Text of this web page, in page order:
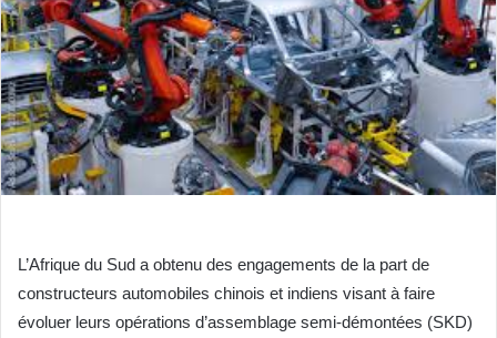
L’Afrique du Sud a obtenu des engagements de la part de
constructeurs automobiles chinois et indiens visant à faire
évoluer leurs opérations d’assemblage semi-démontées (SKD)